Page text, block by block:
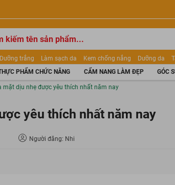
Dưỡng trắng Làm sạch da Kem chống nắng Dưỡng da
trang
Kem trang điểm Dưỡng trắng Dior Mỹ phẩm
mặt
PHẨM CHỨC NĂNG CẨM NANG LÀM ĐẸP GÓC
mặt dịu nhẹ được yêu thích nhất năm nay
yêu thích nhất năm nay
Người đăng: Nhi